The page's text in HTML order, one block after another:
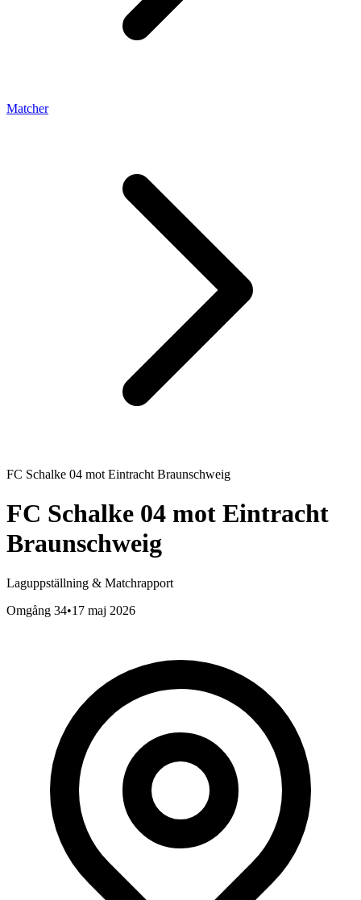
Matcher
FC Schalke 04 mot Eintracht Braunschweig
FC Schalke 04 mot Eintracht
Braunschweig
Laguppställning & Matchrapport
Omgång 34•17 maj 2026